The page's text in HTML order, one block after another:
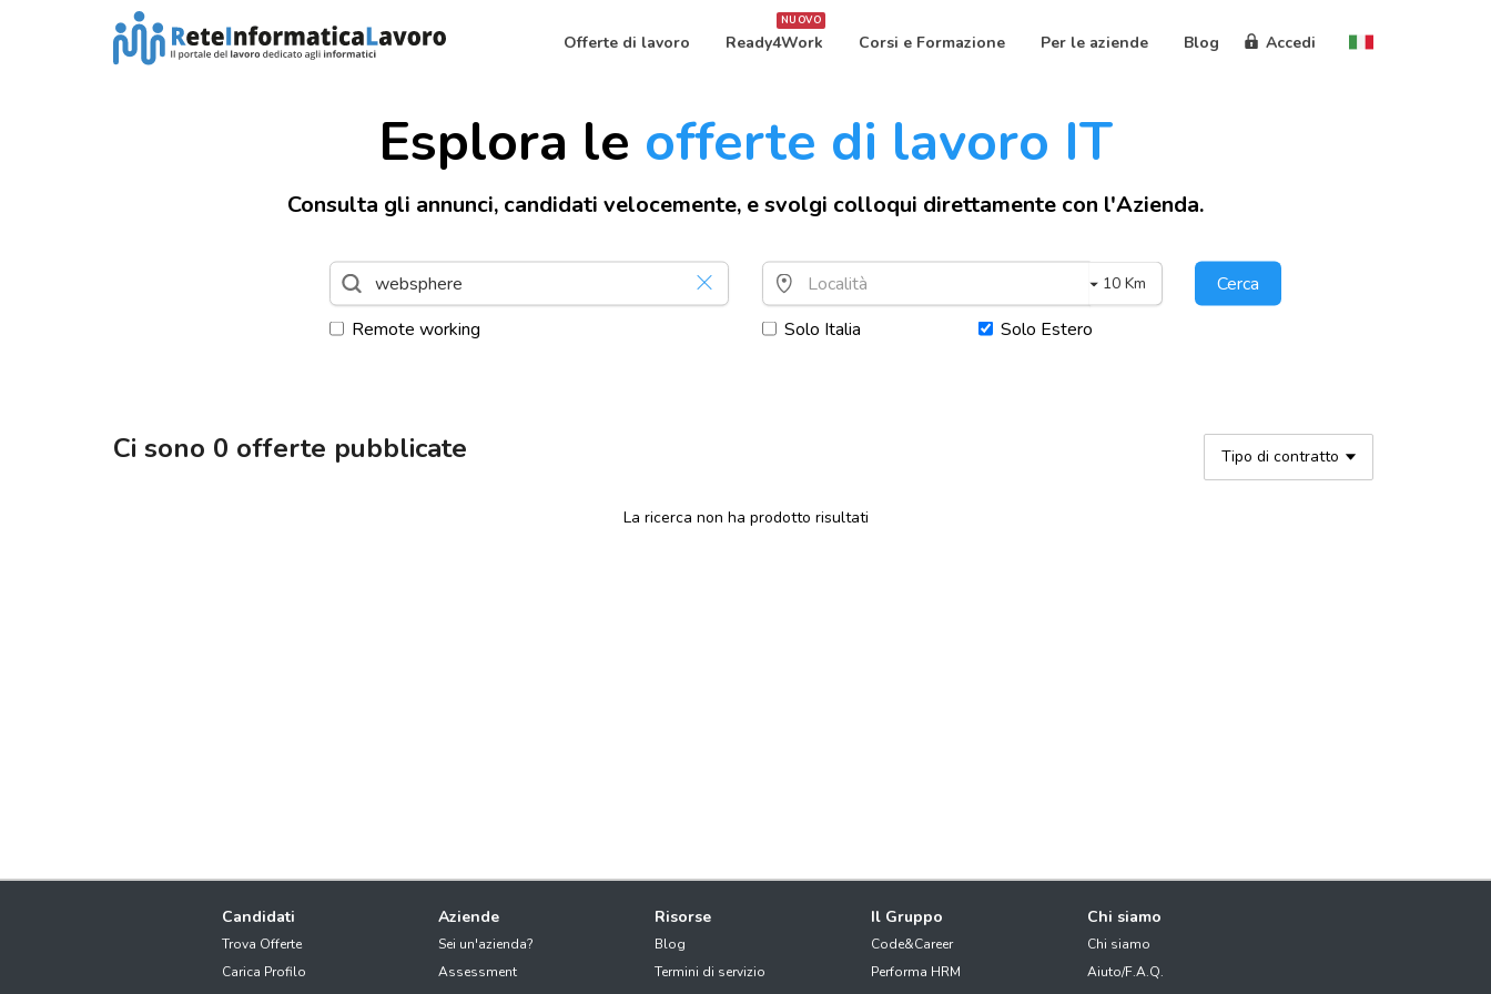
Offerte di lavoro
NUOVO
Ready4Work Corsi e Formazione Per le aziende Blog Accedi
Esplora le offerte di lavoro IT
Consulta gli annunci, candidati velocemente, e svolgi colloqui direttamente con l'Azienda.
10 Km
Cerca
Remote working
Solo Italia Solo Estero
Ci sono 0 offerte pubblicate Tipo di contratto
La ricerca non ha prodotto risultati
Candidati
Trova Offerte
Carica Profilo
Aziende
Sei un'azienda?
Assessment
Risorse
Blog
Termini di servizio
Il Gruppo
Code&Career
Performa HRM
Chi siamo
Chi siamo
Aiuto/F.A.Q.